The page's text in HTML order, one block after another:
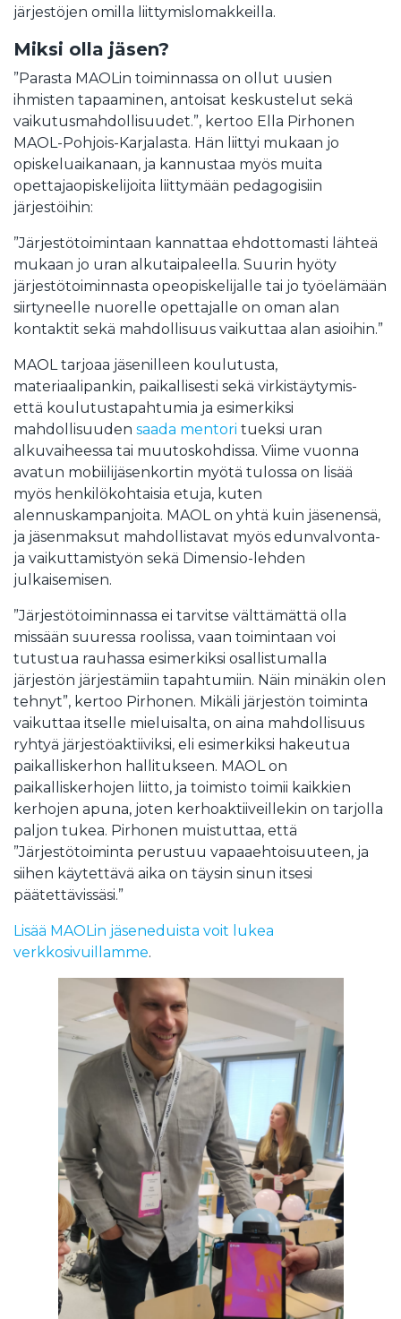
järjestöjen omilla liittymislomakkeilla.
Miksi olla jäsen?
”Parasta MAOLin toiminnassa on ollut uusien
ihmisten tapaaminen, antoisat keskustelut sekä
vaikutusmahdollisuudet.”, kertoo Ella Pirhonen
MAOL-Pohjois-Karjalasta. Hän liittyi mukaan jo
opiskeluaikanaan, ja kannustaa myös muita
opettajaopiskelijoita liittymään pedagogisiin
järjestöihin:
”Järjestötoimintaan kannattaa ehdottomasti lähteä
mukaan jo uran alkutaipaleella. Suurin hyöty
järjestötoiminnasta opeopiskelijalle tai jo työelämään
siirtyneelle nuorelle opettajalle on oman alan
kontaktit sekä mahdollisuus vaikuttaa alan asioihin.”
MAOL tarjoaa jäsenilleen koulutusta,
materiaalipankin, paikallisesti sekä virkistäytymis-
että koulutustapahtumia ja esimerkiksi
mahdollisuuden saada mentori tueksi uran
alkuvaiheessa tai muutoskohdissa. Viime vuonna
avatun mobiilijäsenkortin myötä tulossa on lisää
myös henkilökohtaisia etuja, kuten
alennuskampanjoita. MAOL on yhtä kuin jäsenensä,
ja jäsenmaksut mahdollistavat myös edunvalvonta-
ja vaikuttamistyön sekä Dimensio-lehden
julkaisemisen.
”Järjestötoiminnassa ei tarvitse välttämättä olla
missään suuressa roolissa, vaan toimintaan voi
tutustua rauhassa esimerkiksi osallistumalla
järjestön järjestämiin tapahtumiin. Näin minäkin olen
tehnyt”, kertoo Pirhonen. Mikäli järjestön toiminta
vaikuttaa itselle mieluisalta, on aina mahdollisuus
ryhtyä järjestöaktiiviksi, eli esimerkiksi hakeutua
paikalliskerhon hallitukseen. MAOL on
paikalliskerhojen liitto, ja toimisto toimii kaikkien
kerhojen apuna, joten kerhoaktiiveillekin on tarjolla
paljon tukea. Pirhonen muistuttaa, että
”Järjestötoiminta perustuu vapaaehtoisuuteen, ja
siihen käytettävä aika on täysin sinun itsesi
päätettävissäsi.”
Lisää MAOLin jäseneduista voit lukea
verkkosivuillamme.